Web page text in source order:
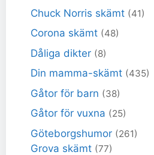
Chuck Norris skämt (41)
Corona skämt (48)
Dåliga dikter (8)
Din mamma-skämt (435)
Gåtor för barn (38)
Gåtor för vuxna (25)
Göteborgshumor (261)
Grova skämt (77)